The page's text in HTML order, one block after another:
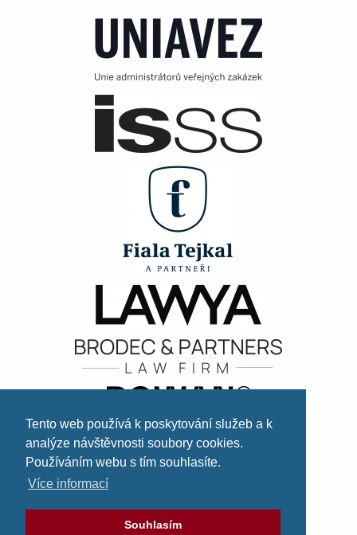
Tento web používá k poskytování služeb a k
analýze návštěvnosti soubory cookies.
Používáním webu s tím souhlasíte.
Více informací
Souhlasím